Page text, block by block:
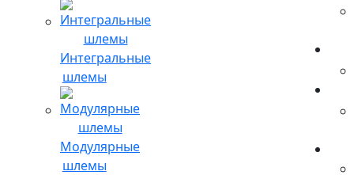
Интегральные
шлемы
Модулярные
шлемы